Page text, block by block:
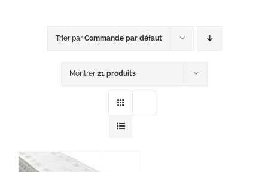
Trier parCommande par défaut
Montrer21 produits